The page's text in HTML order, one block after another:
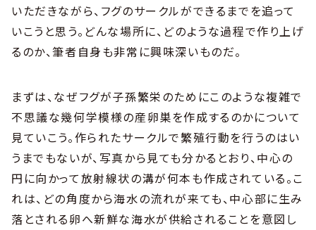
いただきながら、フグのサークルができるまでを追って
いこうと思う。どんな場所に、どのような過程で作り上げ
るのか、筆者自身も非常に興味深いものだ。
まずは、なぜフグが子孫繁栄のためにこのような複雑で
不思議な幾何学模様の産卵巣を作成するのかについて
見ていこう。作られたサークルで繁殖行動を行うのはい
うまでもないが、写真から見ても分かるとおり、中心の
円に向かって放射線状の溝が何本も作成されている。こ
れは、どの角度から海水の流れが来ても、中心部に生み
落とされる卵へ新鮮な海水が供給されることを意図し